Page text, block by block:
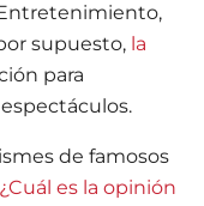
supuesto, la
para
de famosos
¿Cuál es la opinión